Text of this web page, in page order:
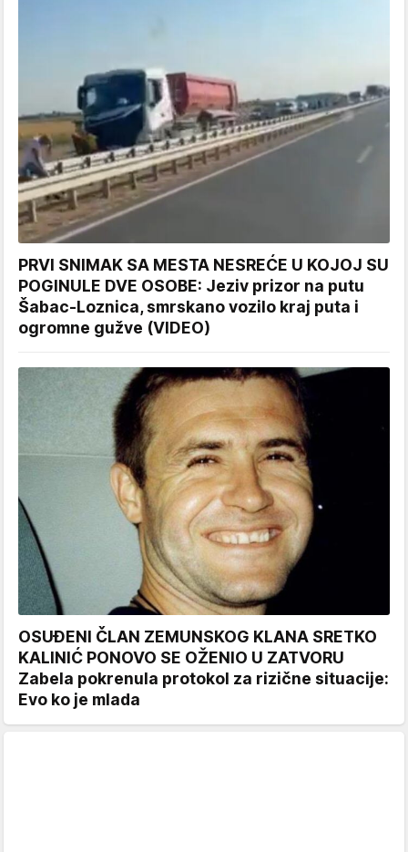
PRVI SNIMAK SA MESTA NESREĆE U KOJOJ SU
POGINULE DVE OSOBE: Jeziv prizor na putu
Šabac-Loznica, smrskano vozilo kraj puta i
ogromne gužve (VIDEO)
OSUĐENI ČLAN ZEMUNSKOG KLANA SRETKO
KALINIĆ PONOVO SE OŽENIO U ZATVORU
Zabela pokrenula protokol za rizične situacije:
Evo ko je mlada